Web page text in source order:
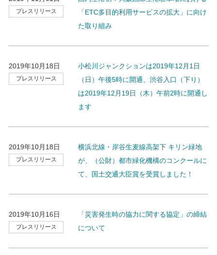
プレスリリース
「ETC多目的利用サービスの拡大」に向け
た取り組み
2019年10月18日
プレスリリース
小松川ジャンクションは2019年12月1日
（日）午後5時に開通、渋谷入口（下り）
は2019年12月19日（木）午前2時に開通し
ます
2019年10月18日
プレスリリース
横浜北線・岸谷生麦線高架下 キリン緑地
が、（公財）都市緑化機構のコンクールに
て、国土交通大臣賞を受賞しました！
2019年10月16日
プレスリリース
「災害発生時の協力に関する協定」の締結
について